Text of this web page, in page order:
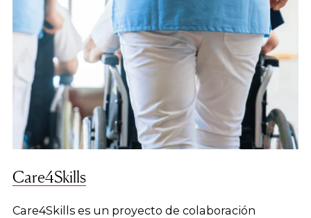
Care4Skills
Care4Skills es un proyecto de colaboración